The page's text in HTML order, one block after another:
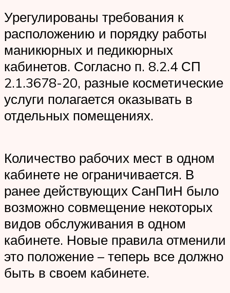
Урегулированы требования к
расположению и порядку работы
маникюрных и педикюрных
кабинетов. Согласно п. 8.2.4 СП
2.1.3678-20, разные косметические
услуги полагается оказывать в
отдельных помещениях.
Количество рабочих мест в одном
кабинете не ограничивается. В
ранее действующих СанПиН было
возможно совмещение некоторых
видов обслуживания в одном
кабинете. Новые правила отменили
это положение – теперь все должно
быть в своем кабинете.